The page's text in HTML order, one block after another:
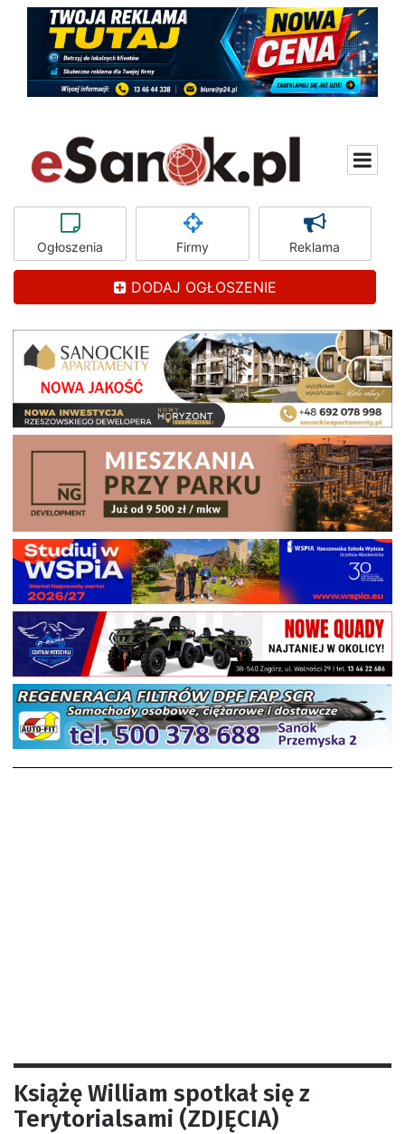
Ogłoszenia Firmy Reklama
DODAJ OGŁOSZENIE
Książę William spotkał się z
Terytorialsami (ZDJĘCIA)